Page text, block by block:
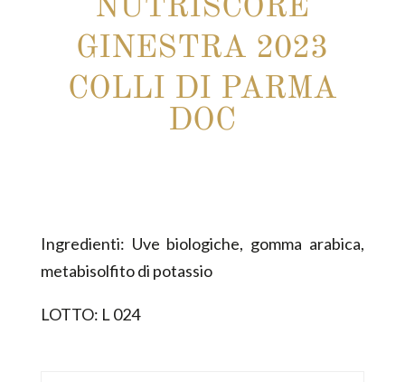
NUTRISCORE
GINESTRA 2023
COLLI DI PARMA
DOC
Ingredienti: Uve biologiche, gomma arabica,
metabisolfito di potassio
LOTTO: L 024